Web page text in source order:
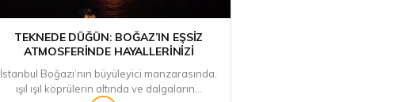
TEKNEDE DÜĞÜN: BOĞAZ’IN EŞSIZ
ATMOSFERINDE HAYALLERINIZI
İstanbul Boğazı’nın büyüleyici manzarasında,
ışıl ışıl köprülerin altında ve dalgaların...